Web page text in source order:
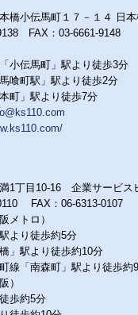
橋小伝馬町１７－１４ 日
FAX：03-6661-9148
小伝馬町」駅より徒歩3分
喰町駅」駅より徒歩2分
町」駅より徒歩7分
1丁目10-16 企業サービス
FAX：06-6313-0107
メトロ）
より徒歩約5分
」駅より徒歩約10分
線「南森町」駅より徒歩約
）
歩約5分